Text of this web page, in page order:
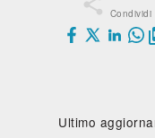
Condividi
Ultimo